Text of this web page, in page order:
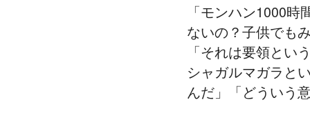
「モンハン1000
ないの？子供でも
「それは要領とい
シャガルマガラと
んだ」「どういう